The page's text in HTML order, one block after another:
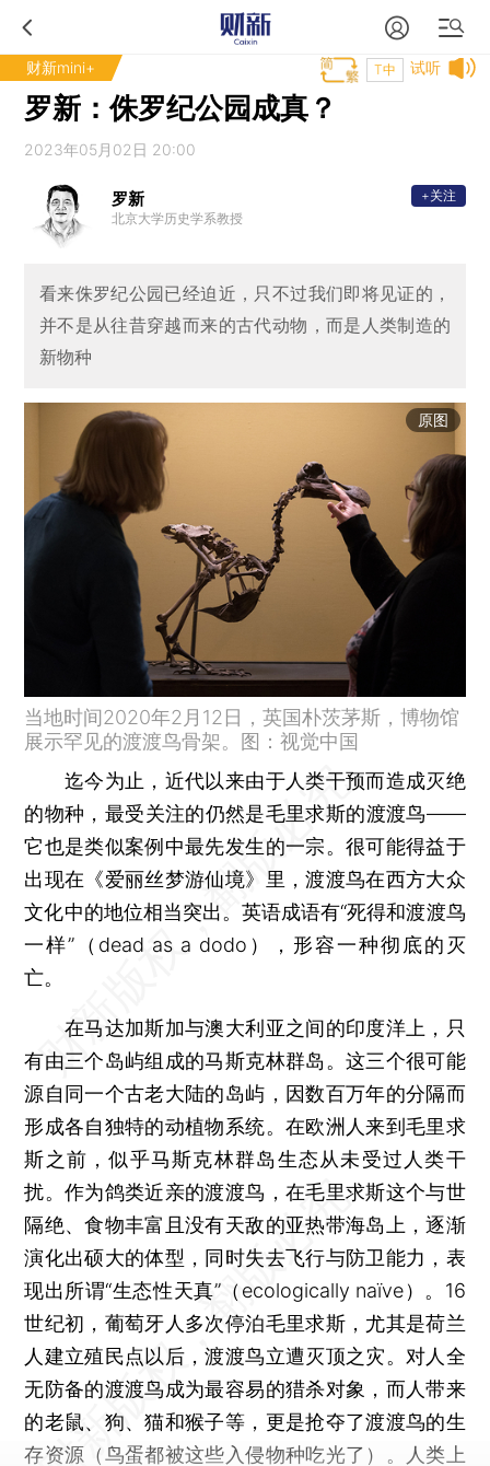
财新mini+ 试听
T中
罗新：侏罗纪公园成真？
2023年05月02日 20:00
罗新
北京大学历史学系教授
+关注
看来侏罗纪公园已经迫近，只不过我们即将见证的，
并不是从往昔穿越而来的古代动物，而是人类制造的
新物种
原图
当地时间2020年2月12日，英国朴茨茅斯，博物馆
展示罕见的渡渡鸟骨架。图：视觉中国
迄今为止，近代以来由于人类干预而造成灭绝
的物种，最受关注的仍然是毛里求斯的渡渡鸟——
它也是类似案例中最先发生的一宗。很可能得益于
出现在《爱丽丝梦游仙境》里，渡渡鸟在西方大众
文化中的地位相当突出。英语成语有“死得和渡渡鸟
一样”（dead as a dodo），形容一种彻底的灭
亡。
在马达加斯加与澳大利亚之间的印度洋上，只
有由三个岛屿组成的马斯克林群岛。这三个很可能
源自同一个古老大陆的岛屿，因数百万年的分隔而
形成各自独特的动植物系统。在欧洲人来到毛里求
斯之前，似乎马斯克林群岛生态从未受过人类干
扰。作为鸽类近亲的渡渡鸟，在毛里求斯这个与世
隔绝、食物丰富且没有天敌的亚热带海岛上，逐渐
演化出硕大的体型，同时失去飞行与防卫能力，表
现出所谓“生态性天真”（ecologically naïve）。16
世纪初，葡萄牙人多次停泊毛里求斯，尤其是荷兰
人建立殖民点以后，渡渡鸟立遭灭顶之灾。对人全
无防备的渡渡鸟成为最容易的猎杀对象，而人带来
的老鼠、狗、猫和猴子等，更是抢夺了渡渡鸟的生
存资源（鸟蛋都被这些入侵物种吃光了）。人类上